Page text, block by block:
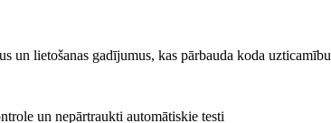
un lietošanas gadījumus, kas pārbauda koda uzticamību
un nepārtraukti automātiskie testi